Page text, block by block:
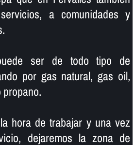
a comunidades y
ser de todo tipo de
por gas natural, gas oil,
hora de trabajar y una vez
dejaremos la zona de